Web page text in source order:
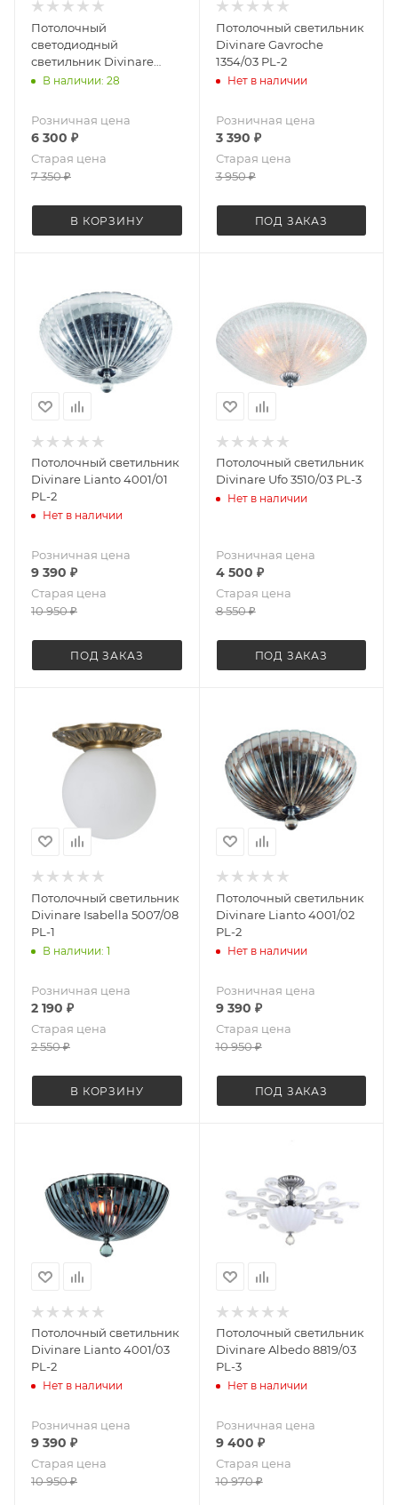
Потолочный
светодиодный
светильник Divinare
8003/60 PL-1
В наличии: 28
Розничная цена
6 300 ₽
Старая цена
7 350₽
В КОРЗИНУ
Потолочный светильник
Divinare Gavroche
1354/03 PL-2
Нет в наличии
Розничная цена
3 390 ₽
Старая цена
3 950₽
ПОД ЗАКАЗ
Потолочный светильник
Divinare Lianto 4001/01
PL-2
Нет в наличии
Розничная цена
9 390 ₽
Старая цена
10 950₽
ПОД ЗАКАЗ
Потолочный светильник
Divinare Ufo 3510/03 PL-3
Нет в наличии
Розничная цена
4 500 ₽
Старая цена
8 550₽
ПОД ЗАКАЗ
Потолочный светильник
Divinare Isabella 5007/08
PL-1
В наличии: 1
Розничная цена
2 190 ₽
Старая цена
2 550₽
В КОРЗИНУ
Потолочный светильник
Divinare Lianto 4001/02
PL-2
Нет в наличии
Розничная цена
9 390 ₽
Старая цена
10 950₽
ПОД ЗАКАЗ
Потолочный светильник
Divinare Lianto 4001/03
PL-2
Нет в наличии
Розничная цена
9 390 ₽
Старая цена
10 950₽
Потолочный светильник
Divinare Albedo 8819/03
PL-3
Нет в наличии
Розничная цена
9 400 ₽
Старая цена
10 970₽